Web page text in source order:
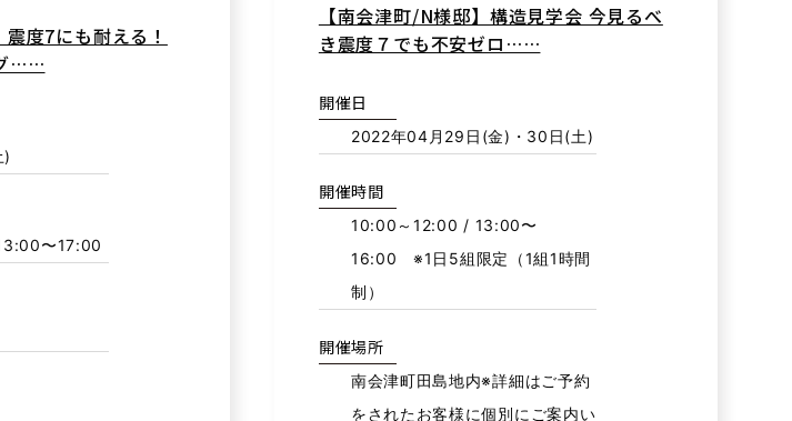
度7にも耐える！
……
)
〜17:00
【南会津町/N様邸】構造見学会 今見るべ
き震度７でも不安ゼロ……
開催日
2022年04月29日(金)・30日(土)
開催時間
10:00～12:00 / 13:00〜
16:00 ※1日5組限定（1組1時間
制）
開催場所
南会津町田島地内※詳細はご予約
をされたお客様に個別にご案内い